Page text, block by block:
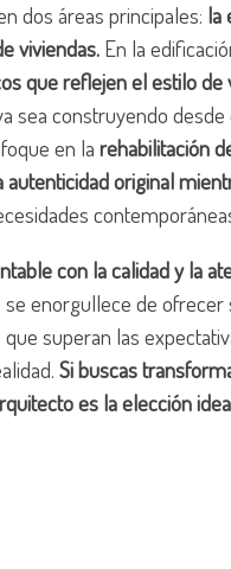
dos áreas principales: la
viviendas.En la
que reflejen el estilo de
sea construyendo
en la rehabilitación
autenticidad original
con la calidad y la
enorgullece de ofrecer
superan las
Si buscas
es la elección